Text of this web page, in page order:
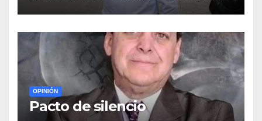
OPINIÓN
Pacto de silencio